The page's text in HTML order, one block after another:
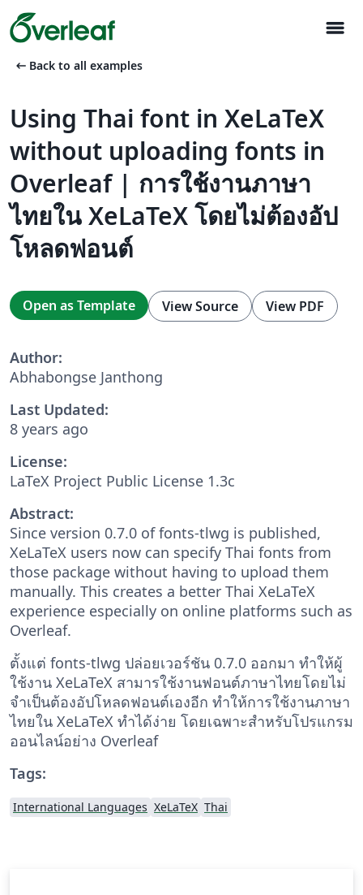
menu
arrow_left_alt Back to all examples
Using Thai font in XeLaTeX
without uploading fonts in
Overleaf | การใช้งานภาษา
ไทยใน XeLaTeX โดยไม่ต้องอัป
โหลดฟอนต์
Open as Template View Source View PDF
Author:
Abhabongse Janthong
Last Updated:
8 years ago
License:
LaTeX Project Public License 1.3c
Abstract:
Since version 0.7.0 of fonts-tlwg is published,
XeLaTeX users now can specify Thai fonts from
those package without having to upload them
manually. This creates a better Thai XeLaTeX
experience especially on online platforms such as
Overleaf.
ตั้งแต่ fonts-tlwg ปล่อยเวอร์ชัน 0.7.0 ออกมา ทำให้ผู้
ใช้งาน XeLaTeX สามารใช้งานฟอนต์ภาษาไทยโดยไม่
จำเป็นต้องอัปโหลดฟอนต์เองอีก ทำให้การใช้งานภาษา
ไทยใน XeLaTeX ทำได้ง่าย โดยเฉพาะสำหรับโปรแกรม
ออนไลน์อย่าง Overleaf
Tags:
International Languages XeLaTeX Thai